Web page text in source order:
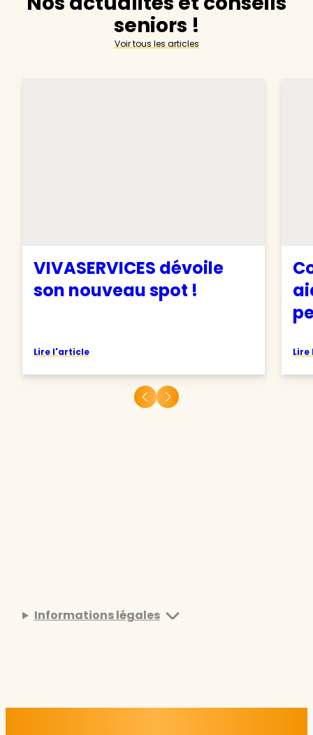
seniors !
Voir tous les articles
VIVASERVICES dévoile
son nouveau spot !
Lire l'article
Informations légales